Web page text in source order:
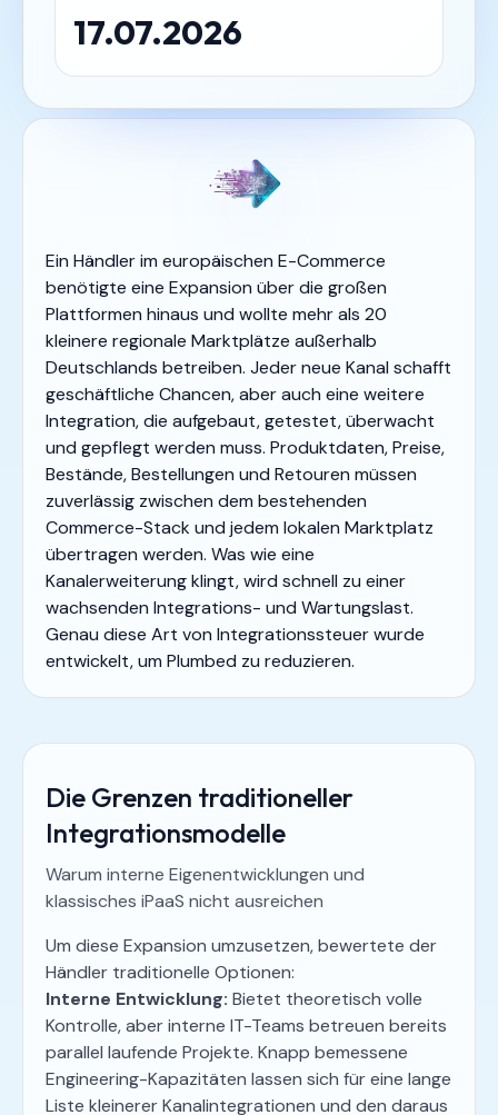
17.07.2026
Ein Händler im europäischen E-Commerce
benötigte eine Expansion über die großen
Plattformen hinaus und wollte mehr als 20
kleinere regionale Marktplätze außerhalb
Deutschlands betreiben. Jeder neue Kanal schafft
geschäftliche Chancen, aber auch eine weitere
Integration, die aufgebaut, getestet, überwacht
und gepflegt werden muss. Produktdaten, Preise,
Bestände, Bestellungen und Retouren müssen
zuverlässig zwischen dem bestehenden
Commerce-Stack und jedem lokalen Marktplatz
übertragen werden. Was wie eine
Kanalerweiterung klingt, wird schnell zu einer
wachsenden Integrations- und Wartungslast.
Genau diese Art von Integrationssteuer wurde
entwickelt, um Plumbed zu reduzieren.
Die Grenzen traditioneller
Integrationsmodelle
Warum interne Eigenentwicklungen und
klassisches iPaaS nicht ausreichen
Um diese Expansion umzusetzen, bewertete der
Händler traditionelle Optionen:
Interne Entwicklung: Bietet theoretisch volle
Kontrolle, aber interne IT-Teams betreuen bereits
parallel laufende Projekte. Knapp bemessene
Engineering-Kapazitäten lassen sich für eine lange
Liste kleinerer Kanalintegrationen und den daraus